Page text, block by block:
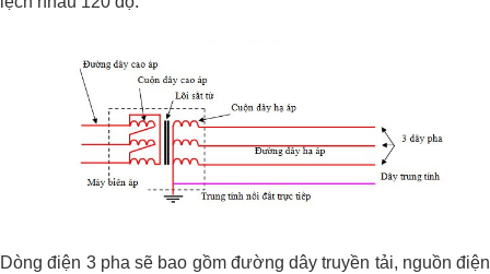
Dòng điện 3 pha sẽ bao gồm đường dây truyền tải, nguồn điện